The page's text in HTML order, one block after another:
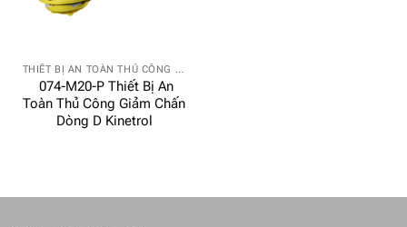
THIẾT BỊ AN TOÀN THỦ CÔNG GIẢM CHẤN DÒNG D
074-M20-P Thiết Bị An
Toàn Thủ Công Giảm Chấn
Dòng D Kinetrol